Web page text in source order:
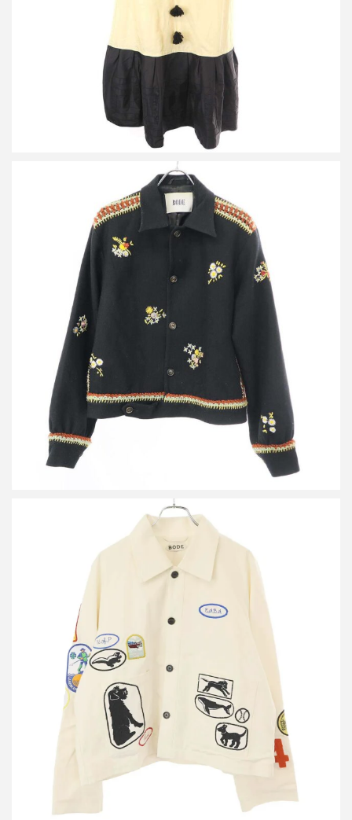
ボーディー 20AW Crocheted Cropped Jacket ウールクロップドジ
買取金額38,400円
詳しく見る
ボーディー 24SS Cambridge Patch Jacket パッチデザインジャケ
買取金額84,000円
詳しく見る